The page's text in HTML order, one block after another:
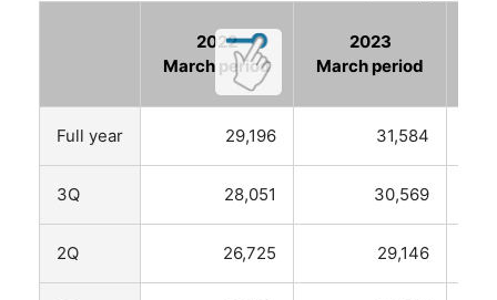
2022
March period
2023
March period
Full year 29,196 31,584
3Q 28,051 30,569
2Q 26,725 29,146